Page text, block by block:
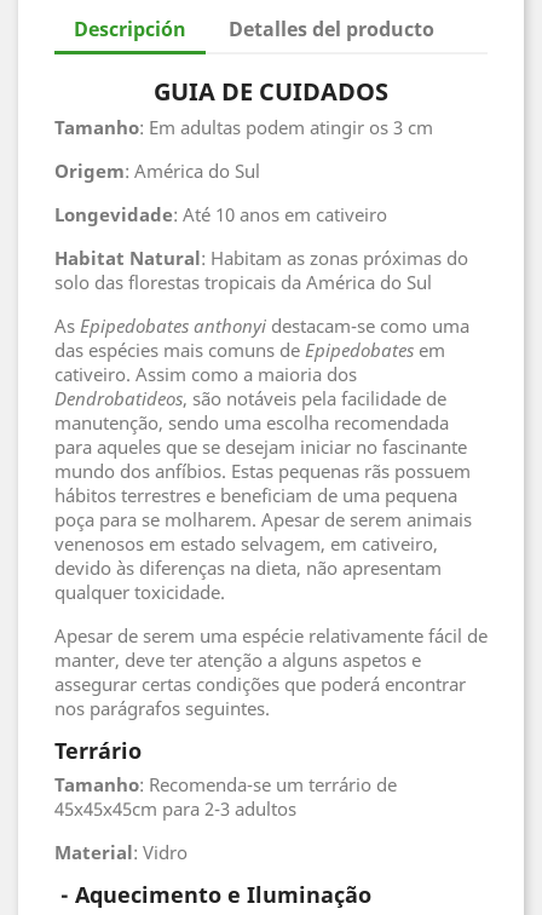
Descripción Detalles del producto
GUIA DE CUIDADOS
Tamanho: Em adultas podem atingir os 3 cm
Origem: América do Sul
Longevidade: Até 10 anos em cativeiro
Habitat Natural: Habitam as zonas próximas do
solo das florestas tropicais da América do Sul
As Epipedobates anthonyi destacam-se como uma
das espécies mais comuns de Epipedobates em
cativeiro. Assim como a maioria dos
Dendrobatideos, são notáveis pela facilidade de
manutenção, sendo uma escolha recomendada
para aqueles que se desejam iniciar no fascinante
mundo dos anfíbios. Estas pequenas rãs possuem
hábitos terrestres e beneficiam de uma pequena
poça para se molharem. Apesar de serem animais
venenosos em estado selvagem, em cativeiro,
devido às diferenças na dieta, não apresentam
qualquer toxicidade.
Apesar de serem uma espécie relativamente fácil de
manter, deve ter atenção a alguns aspetos e
assegurar certas condições que poderá encontrar
nos parágrafos seguintes.
Terrário
Tamanho: Recomenda-se um terrário de
45x45x45cm para 2-3 adultos
Material: Vidro
- Aquecimento e Iluminação